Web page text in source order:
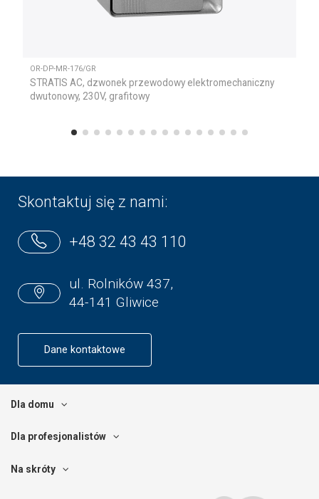
OR-DP-MR-176/GR
STRATIS AC, dzwonek przewodowy elektromechaniczny
dwutonowy, 230V, grafitowy
Skontaktuj się z nami:
+48 32 43 43 110
ul. Rolników 437,
44-141 Gliwice
Dane kontaktowe
Dla domu
Dla profesjonalistów
Na skróty